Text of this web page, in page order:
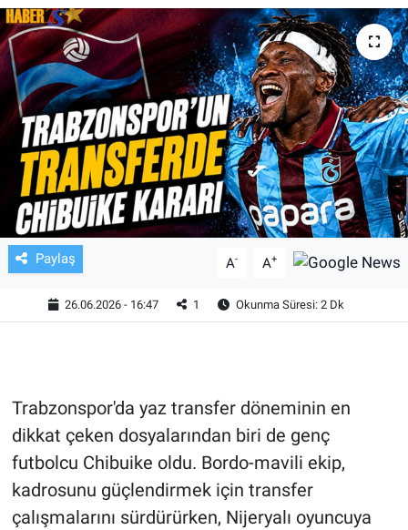
Paylaş A- A+
26.06.2026 - 16:47 1 Okunma Süresi: 2 Dk
Trabzonspor'da yaz transfer döneminin en
dikkat çeken dosyalarından biri de genç
futbolcu Chibuike oldu. Bordo-mavili ekip,
kadrosunu güçlendirmek için transfer
çalışmalarını sürdürürken, Nijeryalı oyuncuya
TV VE SİNEMA
BASKETBOL
SAĞLIK
GENEL
KÜLTÜR SANAT
EKONOMİ
ÇEVRE
HABERDE İNSAN
POLİTİKA